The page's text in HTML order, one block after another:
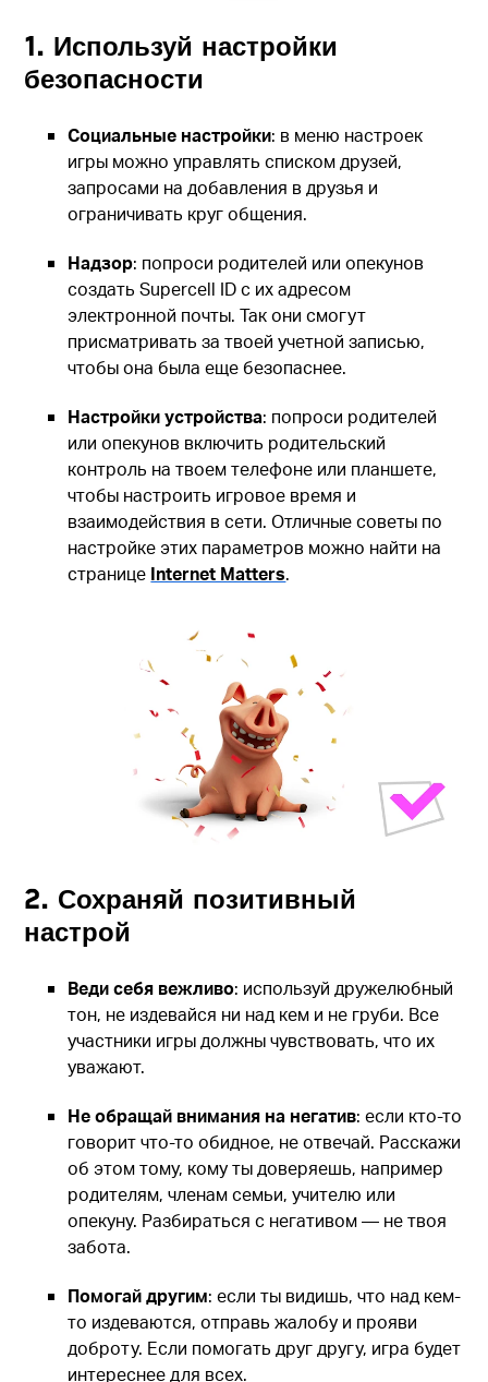
1. Используй настройки
безопасности
Социальные настройки: в меню настроек
игры можно управлять списком друзей,
запросами на добавления в друзья и
ограничивать круг общения.
Надзор: попроси родителей или опекунов
создать Supercell ID с их адресом
электронной почты. Так они смогут
присматривать за твоей учетной записью,
чтобы она была еще безопаснее.
Настройки устройства: попроси родителей
или опекунов включить родительский
контроль на твоем телефоне или планшете,
чтобы настроить игровое время и
взаимодействия в сети. Отличные советы по
настройке этих параметров можно найти на
странице Internet Matters.
2. Сохраняй позитивный
настрой
Веди себя вежливо: используй дружелюбный
тон, не издевайся ни над кем и не груби. Все
участники игры должны чувствовать, что их
уважают.
Не обращай внимания на негатив: если кто-то
говорит что-то обидное, не отвечай. Расскажи
об этом тому, кому ты доверяешь, например
родителям, членам семьи, учителю или
опекуну. Разбираться с негативом — не твоя
забота.
Помогай другим: если ты видишь, что над кем-
то издеваются, отправь жалобу и прояви
доброту. Если помогать друг другу, игра будет
интереснее для всех.